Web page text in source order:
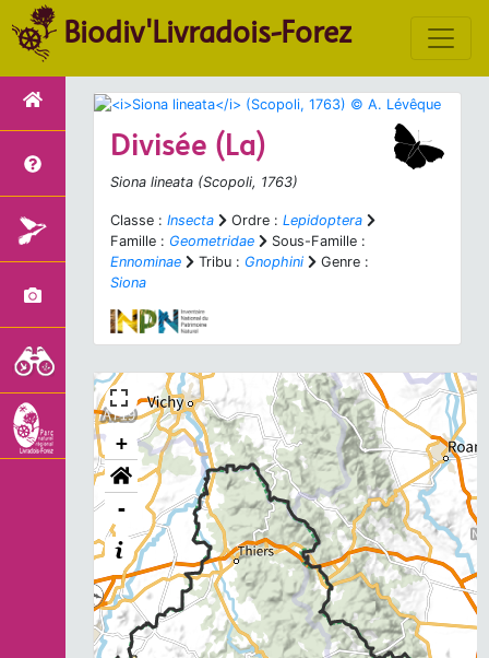
Biodiv'Livradois-Forez
Divisée (La)
Siona lineata (Scopoli, 1763)
Classe : Insecta Ordre : Lepidoptera
Famille : Geometridae
Sous-Famille :
Ennominae
Tribu : Gnophini
Genre :
Siona
+
-